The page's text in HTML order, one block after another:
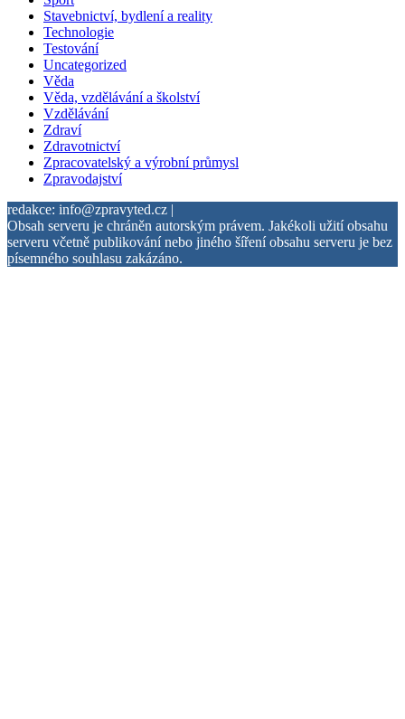
Stavebnictví, bydlení a reality
Technologie
Testování
Uncategorized
Věda
Věda, vzdělávání a školství
Vzdělávání
Zdraví
Zdravotnictví
Zpracovatelský a výrobní průmysl
Zpravodajství
redakce: info@zpravyted.cz |
Obsah serveru je chráněn autorským právem. Jakékoli užití obsahu
serveru včetně publikování nebo jiného šíření obsahu serveru je bez
písemného souhlasu zakázáno.